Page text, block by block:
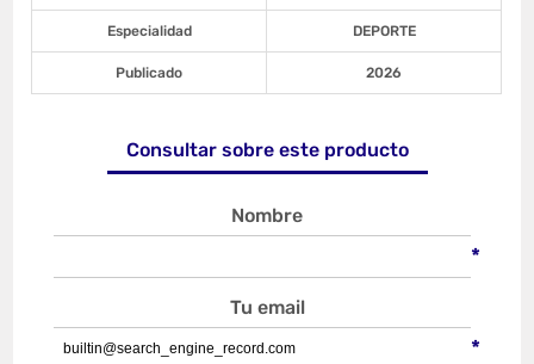
Especialidad DEPORTE
Publicado 2026
Consultar sobre este producto
Nombre
*
Tu email
*